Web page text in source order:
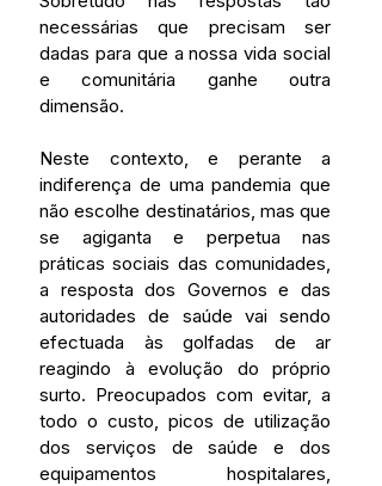
necessárias que precisam ser
dadas para que a nossa vida social
e comunitária ganhe outra
dimensão.
Neste contexto, e perante a
indiferença de uma pandemia que
não escolhe destinatários, mas que
se agiganta e perpetua nas
práticas sociais das comunidades,
a resposta dos Governos e das
autoridades de saúde vai sendo
efectuada às golfadas de ar
reagindo à evolução do próprio
surto. Preocupados com evitar, a
todo o custo, picos de utilização
dos serviços de saúde e dos
equipamentos hospitalares,